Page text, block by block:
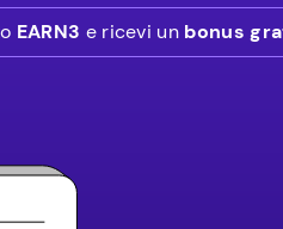
EARN3 e ricevi un bonus